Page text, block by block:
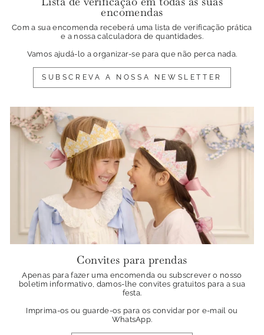
encomendas
Com a sua encomenda receberá uma lista de verificação prática
e a nossa calculadora de quantidades.
Vamos ajudá-lo a organizar-se para que não perca nada.
SUBSCREVA A NOSSA NEWSLETTER
Convites para prendas
Apenas para fazer uma encomenda ou subscrever o nosso
boletim informativo, damos-lhe convites gratuitos para a sua
festa.
Imprima-os ou guarde-os para os convidar por e-mail ou
WhatsApp.